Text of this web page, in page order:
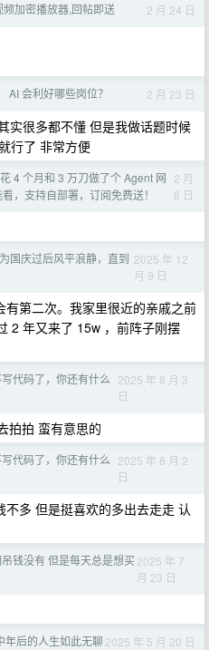
频加密播放器,回帖即送 2 月 24 日
AI 会利好哪些岗位？ 2 月 23 日
实很多都不懂 但是我做话题时候
行了 非常方便
花 4 个月和 3 万刀做了个 Agent 网
，支持自部署，订阅免费送！
2 月
8 日
国庆过后风平浪静，直到 2025 年 12
月 9 日
第二次。我家里很近的亲戚之前
2 年又来了 15w ，前阵子刚摆
代码了，你还有什么 2025 年 8 月 3
日
拍拍 蛮有意思的
代码了，你还有什么 2025 年 8 月 2
日
多 但是挺喜欢的多出去走走 认
钱没有 但是每天总是想买2025 年 7
月 23 日
年后的人生如此无聊 2025 年 5 月 20 日